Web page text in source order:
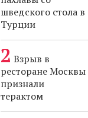
шведского стола в
Турции
Взрыв в
ресторане Москвы
признали
терактом